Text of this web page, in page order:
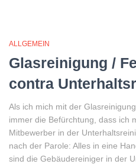
ALLGEMEIN
Glasreinigung /
contra
Als ich mich mit der
immer die Befürchtung, dass ich
Mitbewerber in der
nach der Parole: Alles in eine
sind die Gebäudereiniger in der